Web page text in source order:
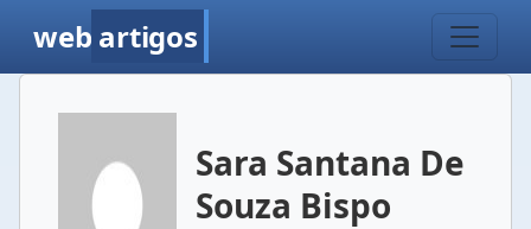
web artigos
Sara Santana De
Souza Bispo